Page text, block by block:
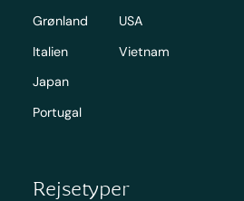
Grønland
Italien
Japan
Portugal
USA
Vietnam
Rejsetyper